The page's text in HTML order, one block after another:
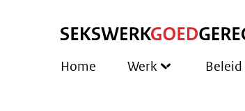
Home Werk Beleid